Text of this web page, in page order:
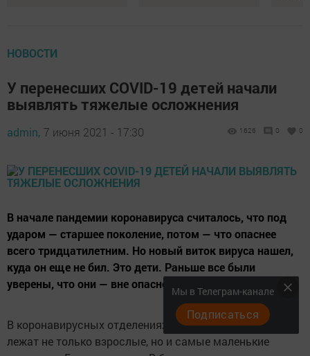
НОВОСТИ
У перенесших COVID-19 детей начали
выявлять тяжелые осложнения
admin, 7 июня 2021 - 17:30 1626 0 0
В начале пандемии коронавируса считалось, что под
ударом — старшее поколение, потом — что опаснее
всего тридцатилетним. Но новый виток вируса нашел,
куда он еще не бил. Это дети. Раньше все были
уверены, что они — вне опасности.
В коронавирусных отделениях по всей стране сейчас
лежат не только взрослые, но и самые маленькие
Мы в Телеграм-канале
Подписаться